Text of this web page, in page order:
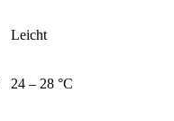
Leicht
24 – 28 °C